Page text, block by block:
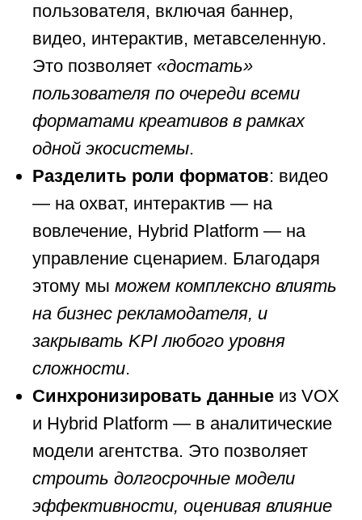
пользователя, включая баннер,
видео, интерактив, метавселенную.
Это позволяет «достать»
пользователя по очереди всеми
форматами креативов в рамках
одной экосистемы.
Разделить роли форматов: видео
— на охват, интерактив — на
вовлечение, Hybrid Platform — на
управление сценарием. Благодаря
этому мы можем комплексно влиять
на бизнес рекламодателя, и
закрывать KPI любого уровня
сложности.
Синхронизировать данные из VOX
и Hybrid Platform — в аналитические
модели агентства. Это позволяет
строить долгосрочные модели
эффективности, оценивая влияние